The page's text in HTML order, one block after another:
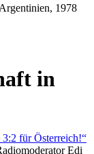
1978
in
für Österreich!“
Edi